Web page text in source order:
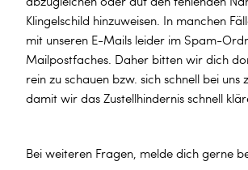
Klingelschild hinzuweisen. In manchen
mit unseren E-Mails leider im Spam-
Mailpostfaches. Daher bitten wir dich
rein zu schauen bzw. sich schnell bei uns
damit wir das Zustellhindernis schnell
Bei weiteren Fragen, melde dich gerne